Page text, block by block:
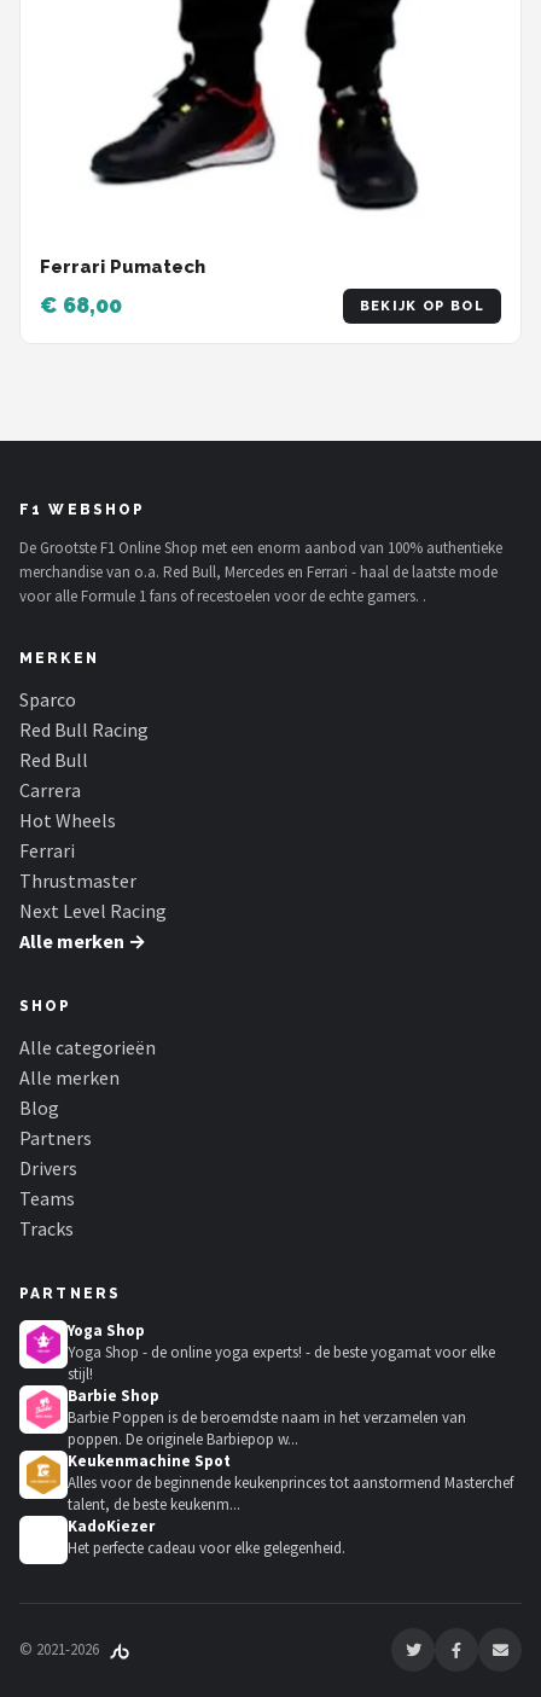
Ferrari Pumatech
€ 68,00 BEKIJK OP BOL
F1 WEBSHOP
De Grootste F1 Online Shop met een enorm aanbod van 100% authentieke
merchandise van o.a. Red Bull, Mercedes en Ferrari - haal de laatste mode
voor alle Formule 1 fans of recestoelen voor de echte gamers. .
MERKEN
Sparco
Red Bull Racing
Red Bull
Carrera
Hot Wheels
Ferrari
Thrustmaster
Next Level Racing
Alle merken →
SHOP
Alle categorieën
Alle merken
Blog
Partners
Drivers
Teams
Tracks
PARTNERS
Yoga Shop
Yoga Shop - de online yoga experts! - de beste yogamat voor elke
stijl!
Barbie Shop
Barbie Poppen is de beroemdste naam in het verzamelen van
poppen. De originele Barbiepop w...
Keukenmachine Spot
Alles voor de beginnende keukenprinces tot aanstormend Masterchef
talent, de beste keukenm...
KadoKiezer
Het perfecte cadeau voor elke gelegenheid.
© 2021-2026